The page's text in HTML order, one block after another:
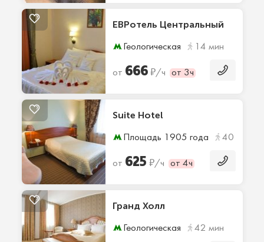
ЕВРотель Центральный
Геологическая 14 мин
от 666₽/ч от 3ч
Suite Hotel
Площадь 1905 года 40 мин
от 625 ₽/ч от 4ч
Гранд Холл
Геологическая 42 мин